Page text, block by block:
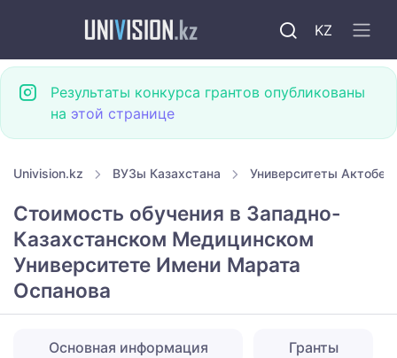
KZ
Результаты конкурса грантов опубликованы
на этой странице
Univision.kz ВУЗы Казахстана Университеты Актобе
Стоимость обучения в Западно-
Казахстанском Медицинском
Университете Имени Марата
Оспанова
Основная информация Гранты